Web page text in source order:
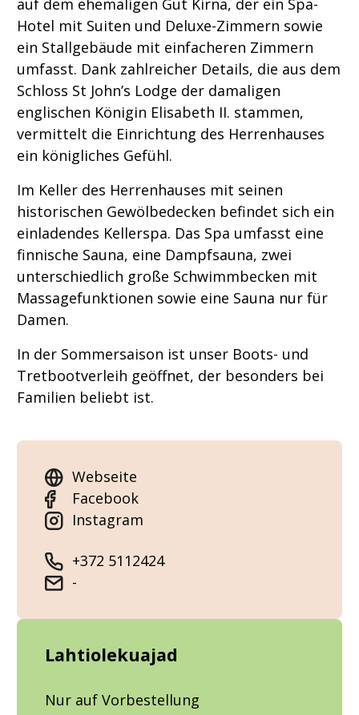
auf dem ehemaligen Gut Kirna, der ein Spa-
Hotel mit Suiten und Deluxe-Zimmern sowie
ein Stallgebäude mit einfacheren Zimmern
umfasst. Dank zahlreicher Details, die aus dem
Schloss St John’s Lodge der damaligen
englischen Königin Elisabeth II. stammen,
vermittelt die Einrichtung des Herrenhauses
ein königliches Gefühl.
Im Keller des Herrenhauses mit seinen
historischen Gewölbedecken befindet sich ein
einladendes Kellerspa. Das Spa umfasst eine
finnische Sauna, eine Dampfsauna, zwei
unterschiedlich große Schwimmbecken mit
Massagefunktionen sowie eine Sauna nur für
Damen.
In der Sommersaison ist unser Boots- und
Tretbootverleih geöffnet, der besonders bei
Familien beliebt ist.
Webseite
Facebook
Instagram
+372 5112424
-
Lahtiolekuajad
Nur auf Vorbestellung